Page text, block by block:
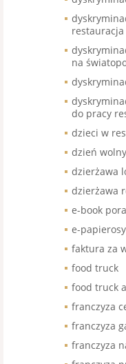
restauracja
na
do pracy
dzieci w
dzień
dzierżawa
dzierżawa
e-book
e-
faktura za
food truck
food truck
franczyza
franczyza
franczyza